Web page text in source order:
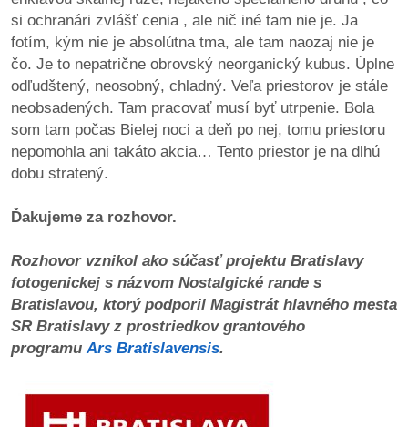
si ochranári zvlášť cenia , ale nič iné tam nie je. Ja
fotím, kým nie je absolútna tma, ale tam naozaj nie je
čo. Je to nepatrične obrovský neorganický kubus. Úplne
odľudštený, neosobný, chladný. Veľa priestorov je stále
neobsadených. Tam pracovať musí byť utrpenie. Bola
som tam počas Bielej noci a deň po nej, tomu priestoru
nepomohla ani takáto akcia… Tento priestor je na dlhú
dobu stratený.
Ďakujeme za rozhovor.
Rozhovor vznikol ako súčasť projektu Bratislavy
fotogenickej s názvom Nostalgické rande s
Bratislavou, ktorý podporil Magistrát hlavného mesta
SR Bratislavy z prostriedkov grantového
programu Ars Bratislavensis.